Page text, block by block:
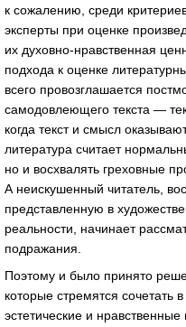
к сожалению, среди
эксперты при оценке
их духовно-нравственная
подхода к оценке
всего провозглашается
самодовлеющего текста —
когда текст и смысл
литература считает
но и восхвалять греховные
А неискушенный читатель,
представленную в
реальности, начинает
подражания.
Поэтому и было принято
которые стремятся сочетать
эстетические и